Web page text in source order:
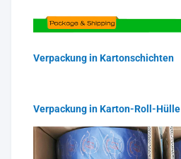
Verpackung in Kartonschichten
Verpackung in Karton-Roll-Hülle